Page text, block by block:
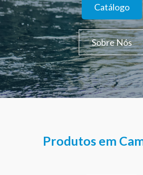
Catálogo
Sobre Nós
Produtos em